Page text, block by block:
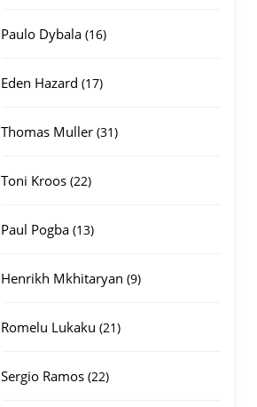
Paulo Dybala 1616
Eden Hazard 1717
Thomas Muller 3131
Toni Kroos 2222
Paul Pogba 1313
Henrikh Mkhitaryan 99
Romelu Lukaku 2121
Sergio Ramos 2222